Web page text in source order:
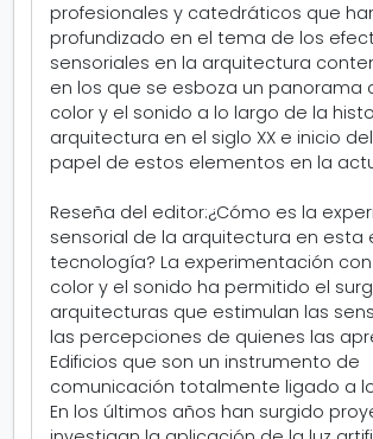
profesionales y catedráticos que
profundizado en el tema de los
sensoriales en la arquitectura
en los que se esboza un panorama
color y el sonido a lo largo de la
arquitectura en el siglo XX e inicio del
papel de estos elementos en la
Reseña del editor:¿Cómo es la
sensorial de la arquitectura en esta
tecnología? La experimentación con
color y el sonido ha permitido el
arquitecturas que estimulan las
las percepciones de quienes las
Edificios que son un instrumento de
comunicación totalmente ligado a
En los últimos años han surgido